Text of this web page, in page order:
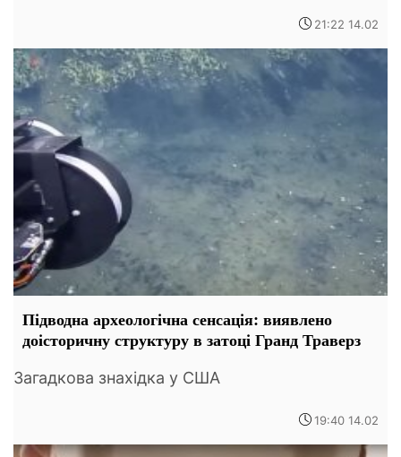
21:22 14.02
Підводна археологічна сенсація: виявлено
доісторичну структуру в затоці Гранд Траверз
Загадкова знахідка у США
19:40 14.02